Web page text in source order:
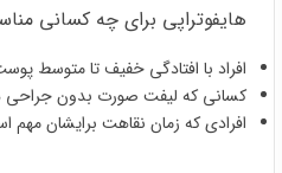
هایفوتراپی برای چه کسانی
افراد با افتادگی خفیف تا متوسط
کسانی که لیفت صورت بدون جراحی
افرادی که زمان نقاهت برایشان مهم